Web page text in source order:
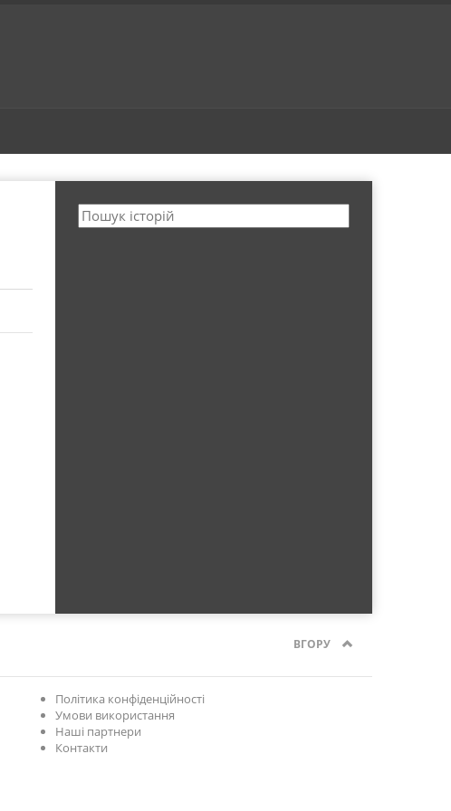
ВГОРУ
Політика конфіденційності
Умови використання
Наші партнери
Контакти